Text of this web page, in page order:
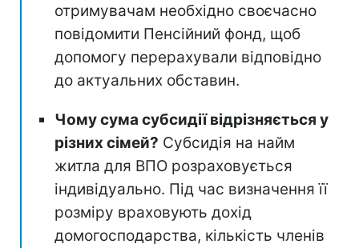
отримувачам необхідно своєчасно
повідомити Пенсійний фонд, щоб
допомогу перерахували відповідно
до актуальних обставин.
Чому сума субсидії відрізняється у
різних сімей? Субсидія на найм
житла для ВПО розраховується
індивідуально. Під час визначення її
розміру враховують дохід
домогосподарства, кількість членів